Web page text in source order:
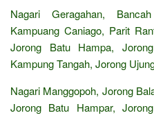
Nagari Geragahan,
Kampuang Caniago, Parit
Jorong Batu Hampa,
Kampung Tangah, Jorong
Nagari Manggopoh, Jorong
Jorong Batu Hampar,